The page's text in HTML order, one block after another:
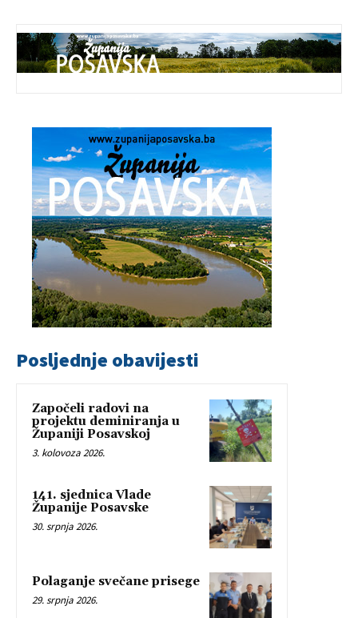
Posljednje obavijesti
Započeli radovi na
projektu deminiranja u
Županiji Posavskoj
3. kolovoza 2026.
141. sjednica Vlade
Županije Posavske
30. srpnja 2026.
Polaganje svečane prisege
29. srpnja 2026.